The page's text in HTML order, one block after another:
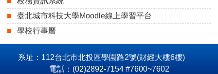
臺北城市科技大學Moodle線上學習平台
學校行事曆
系址：112台北市北投區學園路2號(財經大樓6樓)
電話：(02)2892-7154 #7600~7602